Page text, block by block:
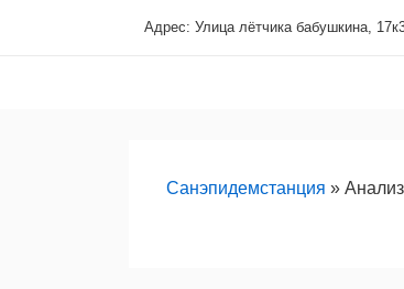
Адрес: Улица лётчика бабушкина,
Санэпидемстанция »